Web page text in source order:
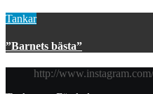
Tankar
”Barnets bästa”
http://